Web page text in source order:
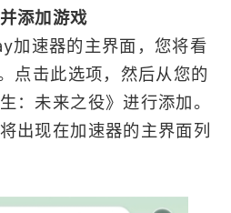
添加游戏
加速器的主界面，您将看
点击此选项，然后从您的
：未来之役》进行添加。
出现在加速器的主界面列